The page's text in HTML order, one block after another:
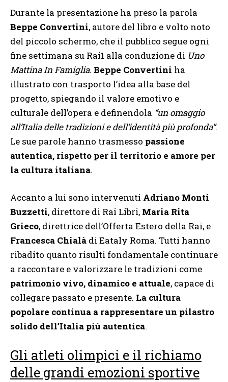
Durante la presentazione ha preso la parola
Beppe Convertini, autore del libro e volto noto
del piccolo schermo, che il pubblico segue ogni
fine settimana su Rai1 alla conduzione di Uno
Mattina In Famiglia. Beppe Convertini ha
illustrato con trasporto l’idea alla base del
progetto, spiegando il valore emotivo e
culturale dell’opera e definendola “un omaggio
all’Italia delle tradizioni e dell’identità più profonda”.
Le sue parole hanno trasmesso passione
autentica, rispetto per il territorio e amore per
la cultura italiana.
Accanto a lui sono intervenuti Adriano Monti
Buzzetti, direttore di Rai Libri, Maria Rita
Grieco, direttrice dell’Offerta Estero della Rai, e
Francesca Chialà di Eataly Roma. Tutti hanno
ribadito quanto risulti fondamentale continuare
a raccontare e valorizzare le tradizioni come
patrimonio vivo, dinamico e attuale, capace di
collegare passato e presente. La cultura
popolare continua a rappresentare un pilastro
solido dell’Italia più autentica.
Gli atleti olimpici e il richiamo
delle grandi emozioni sportive